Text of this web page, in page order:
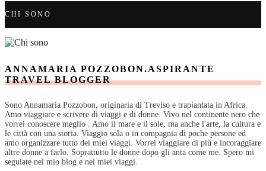
CHI SONO
ANNAMARIA POZZOBON.ASPIRANTE
TRAVEL BLOGGER
Sono Annamaria Pozzobon, originaria di Treviso e trapiantata in Africa.
Amo viaggiare e scrivere di viaggi e di donne. Vivo nel continente nero che
vorrei conoscere meglio . Amo il mare e il sole, ma anche l'arte, la cultura e
le città con una storia. Viaggio sola o in compagnia di poche persone ed
amo organizzare tutto dei miei viaggi. Vorrei viaggiare di più e incoraggiare
altre donne a farlo. Soprattutto le donne dopo gli anta come me. Spero mi
seguiate nel mio blog e nei miei viaggi.